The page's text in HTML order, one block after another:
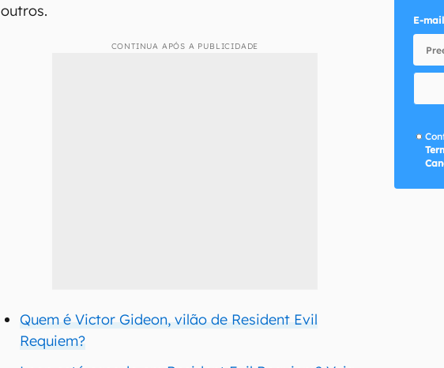
outros.
CONTINUA APÓS A PUBLICIDADE
Quem é Victor Gideon, vilão de Resident Evil
Requiem?
E-mail